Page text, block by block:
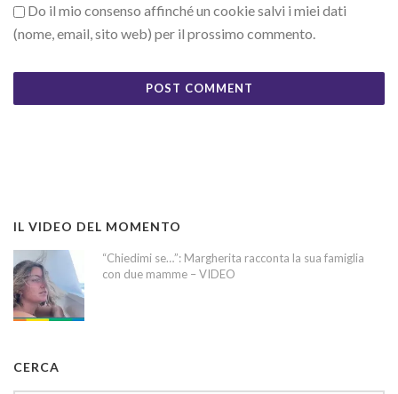
Do il mio consenso affinché un cookie salvi i miei dati
(nome, email, sito web) per il prossimo commento.
IL VIDEO DEL MOMENTO
“Chiedimi se…”: Margherita racconta la sua famiglia
con due mamme – VIDEO
CERCA